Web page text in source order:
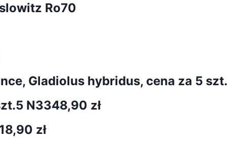
Ro70
Gladiolus hybridus, cena za 5 szt.
N3348,90 zł
18,90 zł